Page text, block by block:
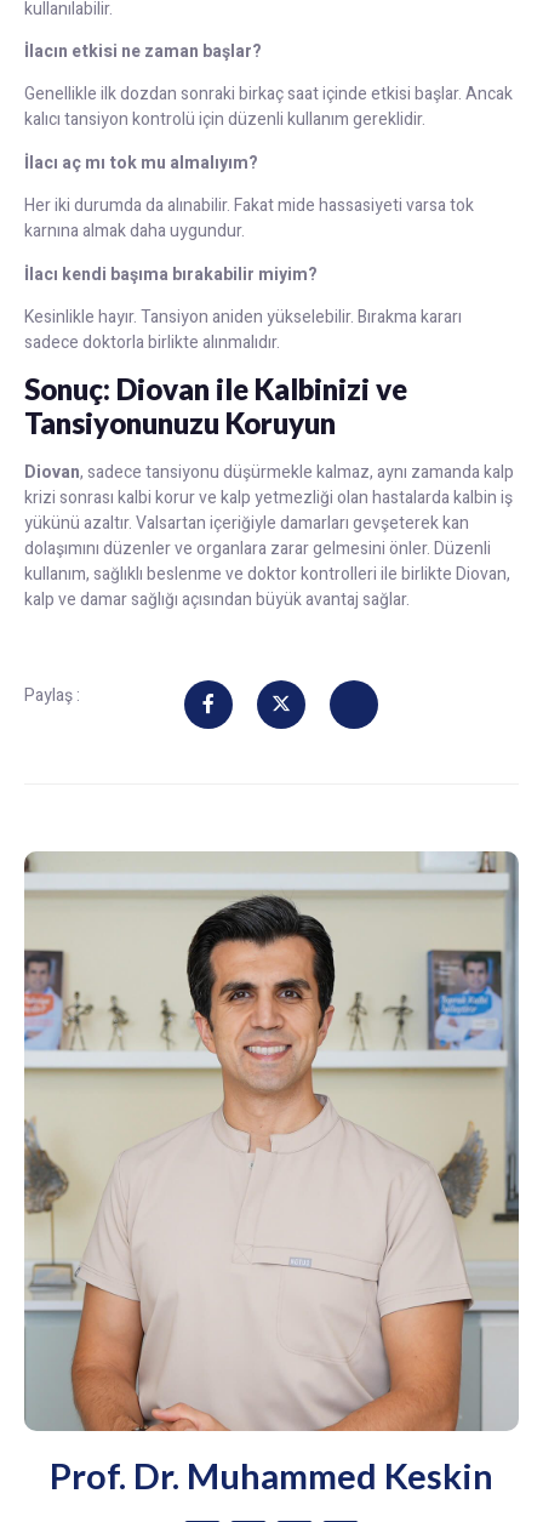
kullanılabilir.
İlacın etkisi ne zaman başlar?
Genellikle ilk dozdan sonraki birkaç saat içinde etkisi başlar. Ancak
kalıcı tansiyon kontrolü için düzenli kullanım gereklidir.
İlacı aç mı tok mu almalıyım?
Her iki durumda da alınabilir. Fakat mide hassasiyeti varsa tok
karnına almak daha uygundur.
İlacı kendi başıma bırakabilir miyim?
Kesinlikle hayır. Tansiyon aniden yükselebilir. Bırakma kararı
sadece doktorla birlikte alınmalıdır.
Sonuç: Diovan ile Kalbinizi ve
Tansiyonunuzu Koruyun
Diovan, sadece tansiyonu düşürmekle kalmaz, aynı zamanda kalp
krizi sonrası kalbi korur ve kalp yetmezliği olan hastalarda kalbin iş
yükünü azaltır. Valsartan içeriğiyle damarları gevşeterek kan
dolaşımını düzenler ve organlara zarar gelmesini önler. Düzenli
kullanım, sağlıklı beslenme ve doktor kontrolleri ile birlikte Diovan,
kalp ve damar sağlığı açısından büyük avantaj sağlar.
Paylaş :
Prof. Dr. Muhammed Keskin